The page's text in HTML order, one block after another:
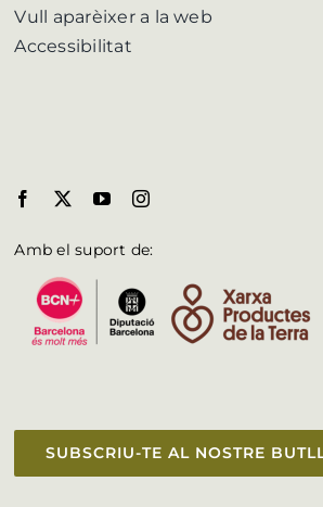
Vull aparèixer a la web
Accessibilitat
Amb el suport de:
SUBSCRIU-TE AL NOSTRE